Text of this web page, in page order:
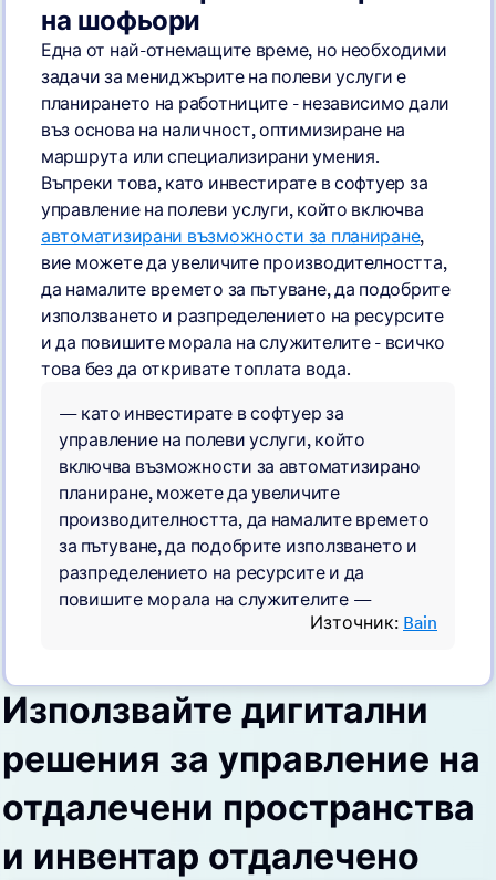
на шофьори
Една от най-отнемащите време, но необходими
задачи за мениджърите на полеви услуги е
планирането на работниците - независимо дали
въз основа на наличност, оптимизиране на
маршрута или специализирани умения.
Въпреки това, като инвестирате в софтуер за
управление на полеви услуги, който включва
автоматизирани възможности за планиране,
вие можете да увеличите производителността,
да намалите времето за пътуване, да подобрите
използването и разпределението на ресурсите
и да повишите морала на служителите - всичко
това без да откривате топлата вода.
— като инвестирате в софтуер за
управление на полеви услуги, който
включва възможности за автоматизирано
планиране, можете да увеличите
производителността, да намалите времето
за пътуване, да подобрите използването и
разпределението на ресурсите и да
повишите морала на служителите —
Източник: Bain
Използвайте дигитални
решения за управление на
отдалечени пространства
и инвентар отдалечено